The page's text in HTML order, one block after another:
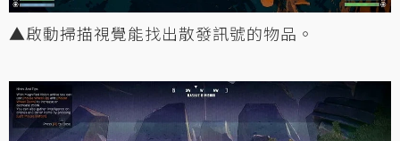
▲啟動掃描視覺能找出散發訊號的物品。